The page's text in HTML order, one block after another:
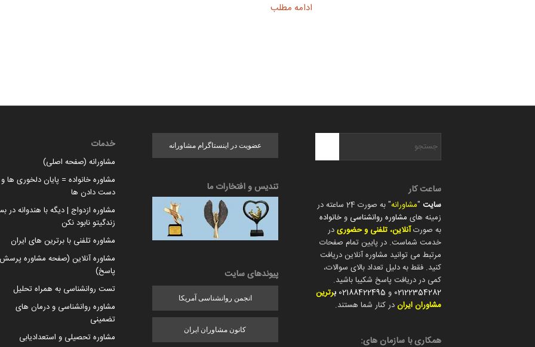
ادامه مطلب
ساعت کار
سایت "مشاورانه
" به صورت 24 ساعته در
زمینه های مشاوره روانشناسی و خانواده
به صورتآنلاین، تلفنی و حضوریدر
خدمت شماست. در پایین تمام صفحات
مرتبط می توانید مشاوره آنلاین دریافت
کنید. فقط به دلیل تعداد بالای سوالات،
کمی در دریافت پاسخ شکیبا باشید.
02122354282 و 02188422495 برترین
مشاوران ایراندر کنار شما هستند.
همکاری با سازمان های:
عضویت در اینستاگرام مشاورانه
تندیس و افتخارات ما
پیوندهای سایت
انجمن روانشناسی آمریکا
کانون مشاوران ایران
خدمات
مشاورانه (صفحه اصلی)
مشاوره خانواده = پایان دلخوری ها و
دست دادن ها
مشاوره ازدواج | دیگه با هندوانه در
زندگیتو نابود نکن
مشاوره تلفنی با برترین های ایران
مشاوره آنلاین (صفحه مشاوره
پاسخ)
تست روانشناسی به همراه تحلیل
مشاوره روانشناسی و درمان های
تضمینی
مشاوره تحصیلی و استعدادیابی